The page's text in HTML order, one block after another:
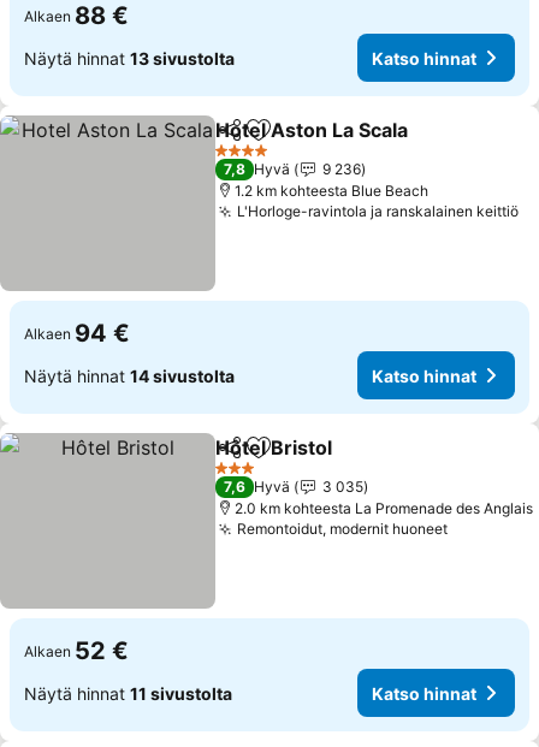
Alkaen 88 €
Näytä hinnat 13 sivustolta Katso hinnat
Jaa Lisää suosikkeihin
Hotel Aston La Scala
4 Tähtiluokitus
7,8 Hyvä
9 236
1.2 km kohteesta Blue Beach
L'Horloge-ravintola ja ranskalainen keittiö
Alkaen 94 €
Näytä hinnat 14 sivustolta Katso hinnat
Jaa Lisää suosikkeihin
Hôtel Bristol
3 Tähtiluokitus
7,6 Hyvä
3 035
2.0 km kohteesta La Promenade des Anglais
Remontoidut, modernit huoneetKatso
Alkaen 52 €
Näytä hinnat 11 sivustolta Katso hinnat